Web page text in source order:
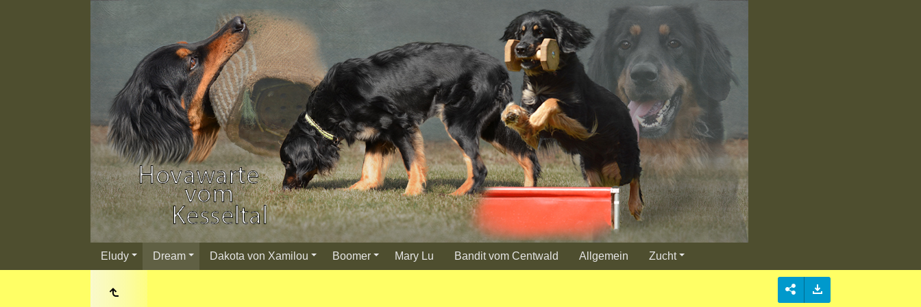
Eludy Dream Dakota von Xamilou Boomer Mary Lu Bandit vom Centwald Allgemein Zucht